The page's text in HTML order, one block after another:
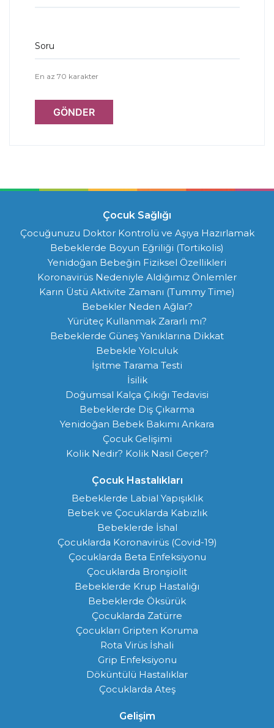
Soru
En az 70 karakter
GÖNDER
Çocuk Sağlığı
Çocuğunuzu Doktor Kontrolü ve Aşıya Hazırlamak
Bebeklerde Boyun Eğriliği (Tortikolis)
Yenidoğan Bebeğin Fiziksel Özellikleri
Koronavirüs Nedeniyle Aldığımız Önlemler
Karın Üstü Aktivite Zamanı (Tummy Time)
Bebekler Neden Ağlar?
Yürüteç Kullanmak Zararlı mı?
Bebeklerde Güneş Yanıklarına Dikkat
Bebekle Yolculuk
İşitme Tarama Testi
İsilik
Doğumsal Kalça Çıkığı Tedavisi
Bebeklerde Diş Çıkarma
Yenidoğan Bebek Bakımı Ankara
Çocuk Gelişimi
Kolik Nedir? Kolik Nasıl Geçer?
Çocuk Hastalıkları
Bebeklerde Labial Yapışıklık
Bebek ve Çocuklarda Kabızlık
Bebeklerde İshal
Çocuklarda Koronavirüs (Covid-19)
Çocuklarda Beta Enfeksiyonu
Çocuklarda Bronşiolit
Bebeklerde Krup Hastalığı
Bebeklerde Öksürük
Çocuklarda Zatürre
Çocukları Gripten Koruma
Rota Virüs İshali
Grip Enfeksiyonu
Döküntülü Hastalıklar
Çocuklarda Ateş
Gelişim